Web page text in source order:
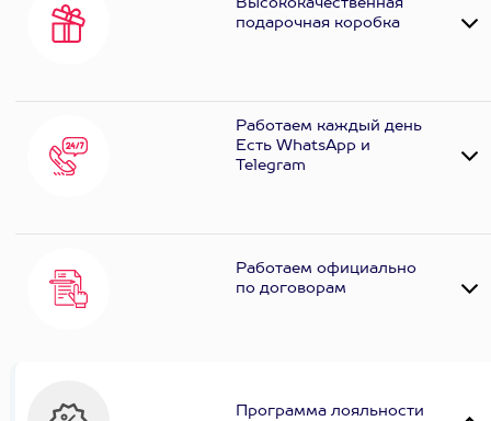
Высококачественная
подарочная коробка
Работаем каждый день
Есть WhatsApp и
Telеgram
Работаем официально
по договорам
Программа лояльности